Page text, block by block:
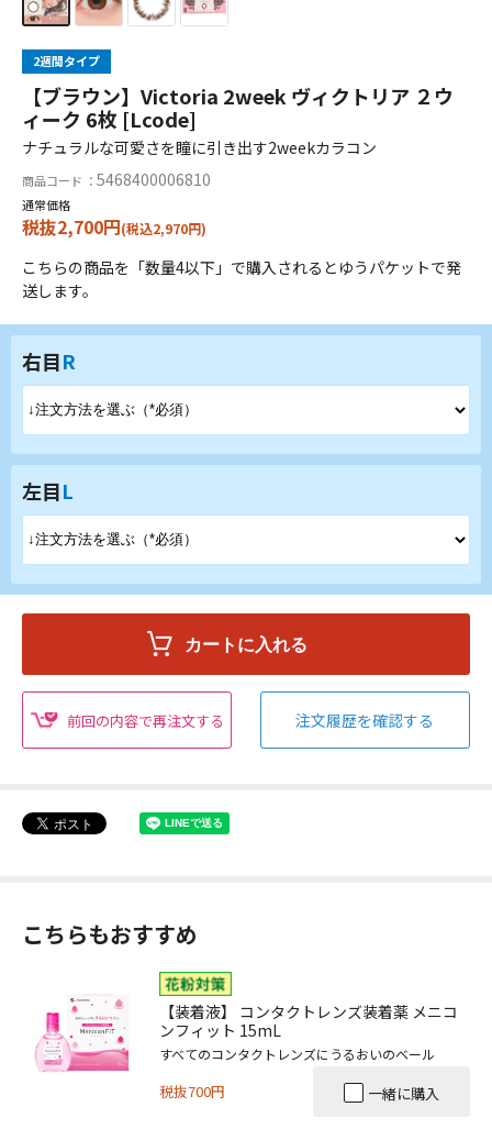
2週間タイプ
【ブラウン】Victoria 2week ヴィクトリア ２ウ
ィーク 6枚 [Lcode]
ナチュラルな可愛さを瞳に引き出す2weekカラコン
商品コード ： 5468400006810
通常価格
税抜2,700円(税込2,970円)
こちらの商品を「数量4以下」で購入されるとゆうパケットで発
送します。
右目R
左目L
前回の内容で再注文する 注文履歴を確認する
こちらもおすすめ
【装着液】 コンタクトレンズ装着薬 メニコ
ンフィット 15mL
すべてのコンタクトレンズにうるおいのベール
税抜700円 一緒に購入